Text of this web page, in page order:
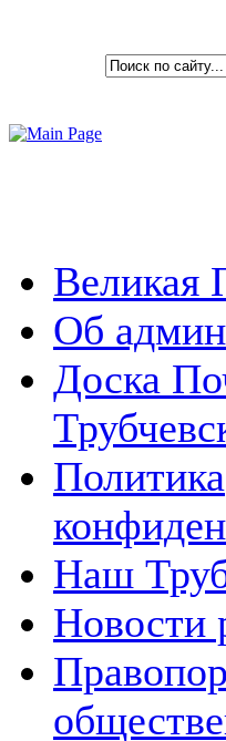
Великая
Об
Доска
Политика
Наш
Новости